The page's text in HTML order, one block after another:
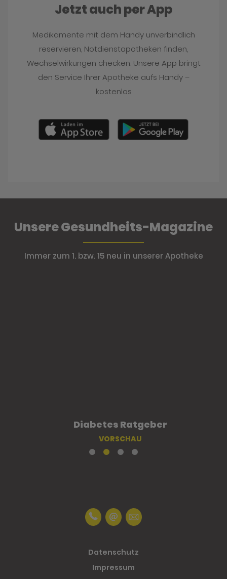
Jetzt auch per App
Medikamente mit dem Handy unverbindlich
reservieren, Notdienstapotheken finden,
Wechselwirkungen checken: Unsere App bringt
den Service Ihrer Apotheke aufs Handy –
kostenlos
Unsere Gesundheits-Magazine
Immer zum 1. bzw. 15 neu in unserer Apotheke
Diabetes Ratgeber
VORSCHAU
Datenschutz
Impressum